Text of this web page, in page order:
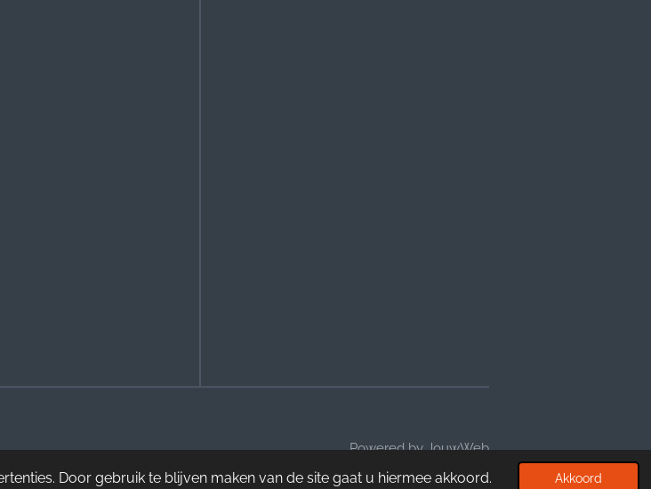
Door gebruik te blijven maken van de site gaat u hiermee akkoord. Akkoord
Powered byJouwWeb